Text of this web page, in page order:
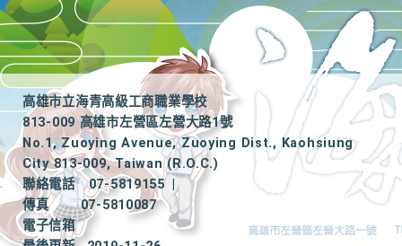
高雄市立海青高級工商職業學校
813-009 高雄市左營區左營大路1號
No.1, Zuoying Avenue, Zuoying Dist., Kaohsiung
City 813-009, Taiwan (R.O.C.)
聯絡電話
07-5819155
|
傳真
07-5810087
電子信箱